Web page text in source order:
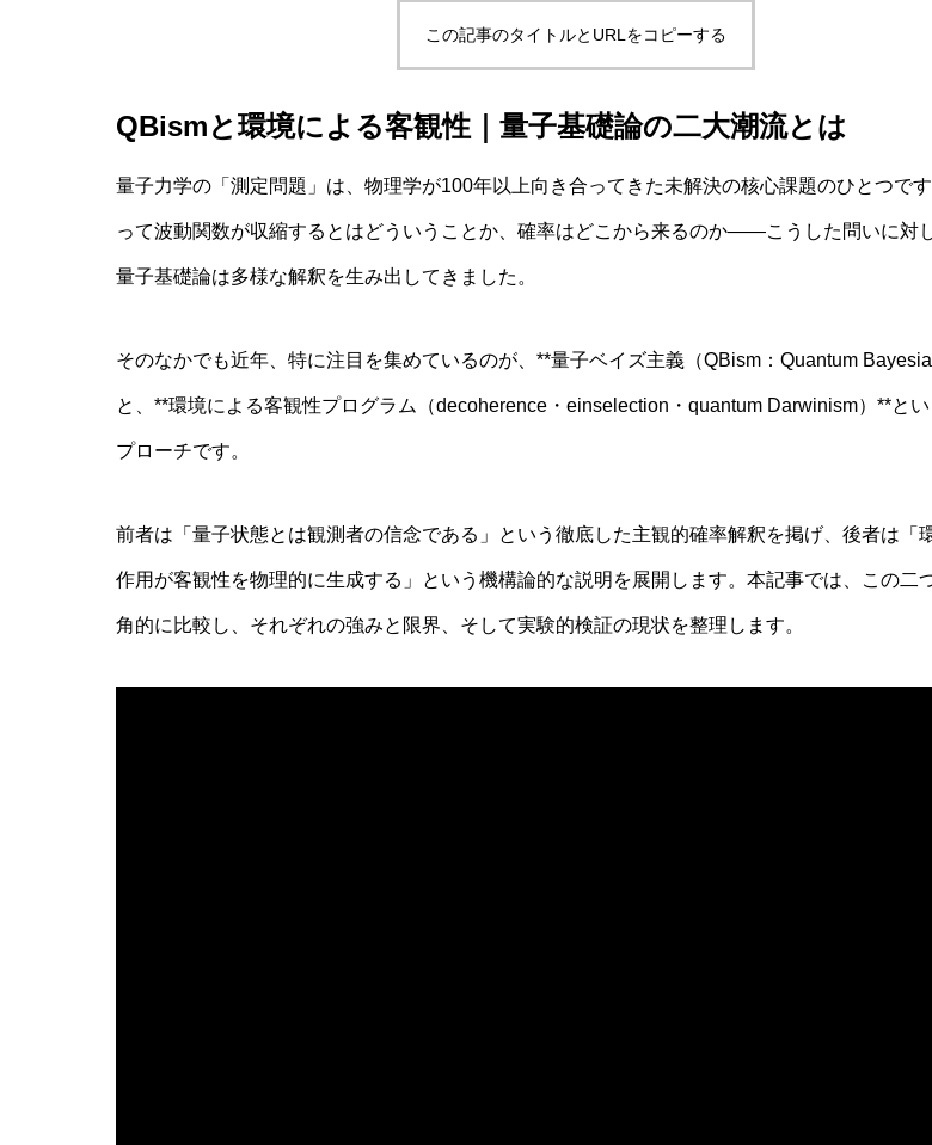
実験哲学とは？「直観の可塑性」研究からわかる哲学的判断のゆらぎと限界
AI研究
量子デコヒーレンスとエナクティビズム――「意味の安定化」に潜む構造的並行関係
環世界(Umwelt)は量子力学でどう説明できるか？関係論的量子力学(RQM)から読み
この記事のタイトルとURLをコピーする
QBismと環境による客観性｜量子基礎論の二大潮流とは
量子力学の「測定問題」は、物理学が100年以上向き合ってきた未解決の核心課題のひとつで
って波動関数が収縮するとはどういうことか、確率はどこから来るのか——こうした問いに対
量子基礎論は多様な解釈を生み出してきました。
そのなかでも近年、特に注目を集めているのが、**量子ベイズ主義（QBism：Quantum
と、**環境による客観性プログラム（decoherence・einselection・quantum Darwinism）**と
プローチです。
前者は「量子状態とは観測者の信念である」という徹底した主観的確率解釈を掲げ、後者は「
作用が客観性を物理的に生成する」という機構論的な説明を展開します。本記事では、この二
角的に比較し、それぞれの強みと限界、そして実験的検証の現状を整理します。